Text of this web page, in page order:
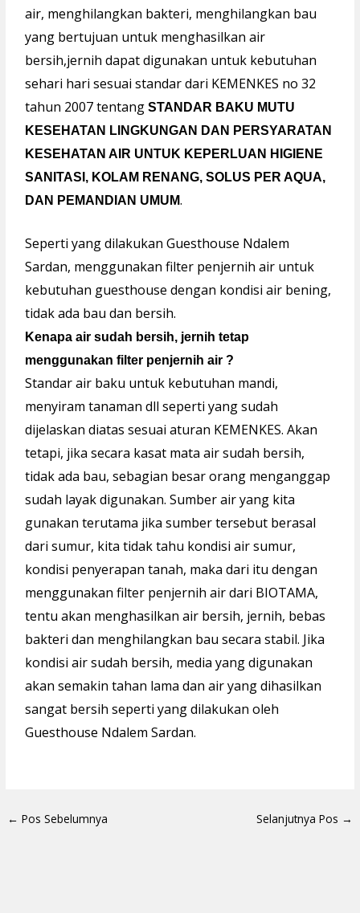
air, menghilangkan bakteri, menghilangkan bau
yang bertujuan untuk menghasilkan air
bersih,jernih dapat digunakan untuk kebutuhan
sehari hari sesuai standar dari KEMENKES no 32
tahun 2007 tentangSTANDAR BAKU MUTU
KESEHATAN LINGKUNGAN DAN PERSYARATAN
KESEHATAN AIR UNTUK KEPERLUAN HIGIENE
SANITASI, KOLAM RENANG, SOLUS PER AQUA,
DAN PEMANDIAN UMUM.
Seperti yang dilakukan Guesthouse Ndalem
Sardan, menggunakan filter penjernih air untuk
kebutuhan guesthouse dengan kondisi air bening,
tidak ada bau dan bersih.
Kenapa air sudah bersih, jernih tetap
menggunakan filter penjernih air ?
Standar air baku untuk kebutuhan mandi,
menyiram tanaman dll seperti yang sudah
dijelaskan diatas sesuai aturan KEMENKES. Akan
tetapi, jika secara kasat mata air sudah bersih,
tidak ada bau, sebagian besar orang menganggap
sudah layak digunakan. Sumber air yang kita
gunakan terutama jika sumber tersebut berasal
dari sumur, kita tidak tahu kondisi air sumur,
kondisi penyerapan tanah, maka dari itu dengan
menggunakan filter penjernih air dari BIOTAMA,
tentu akan menghasilkan air bersih, jernih, bebas
bakteri dan menghilangkan bau secara stabil. Jika
kondisi air sudah bersih, media yang digunakan
akan semakin tahan lama dan air yang dihasilkan
sangat bersih seperti yang dilakukan oleh
Guesthouse Ndalem Sardan.
← Pos Sebelumnya Selanjutnya Pos →